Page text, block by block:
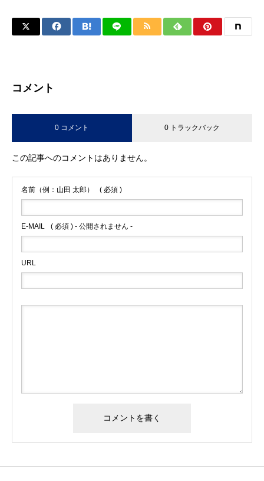
コメント
0 コメント 0 トラックバック
この記事へのコメントはありません。
名前（例：山田 太郎） ( 必須 )
E-MAIL ( 必須 ) - 公開されません -
URL